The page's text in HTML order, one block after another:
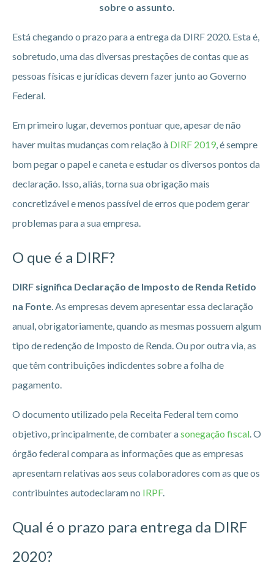
sobre o assunto.
Está chegando o prazo para a entrega da DIRF 2020. Esta é,
sobretudo, uma das diversas prestações de contas que as
pessoas físicas e jurídicas devem fazer junto ao Governo
Federal.
Em primeiro lugar, devemos pontuar que, apesar de não
haver muitas mudanças com relação à DIRF 2019, é sempre
bom pegar o papel e caneta e estudar os diversos pontos da
declaração. Isso, aliás, torna sua obrigação mais
concretizável e menos passível de erros que podem gerar
problemas para a sua empresa.
O que é a DIRF?
DIRF significa Declaração de Imposto de Renda Retido
na Fonte. As empresas devem apresentar essa declaração
anual, obrigatoriamente, quando as mesmas possuem algum
tipo de redenção de Imposto de Renda. Ou por outra via, as
que têm contribuições indicdentes sobre a folha de
pagamento.
O documento utilizado pela Receita Federal tem como
objetivo, principalmente, de combater asonegação fiscal. O
órgão federal compara as informações que as empresas
apresentam relativas aos seus colaboradores com as que os
contribuintes autodeclaram no IRPF.
Qual é o prazo para entrega da DIRF
2020?